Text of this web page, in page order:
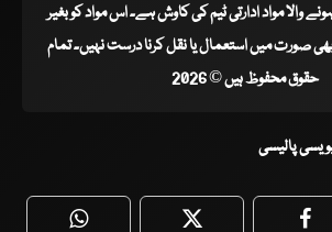
والا مواد ادارتی ٹیم کی کاوش ہے۔ اس مواد کو بغیر
صورت میں استعمال یا نقل کرنا درست نہیں۔ تمام
حقوق محفوظ ہیں © 2026
پالیسی